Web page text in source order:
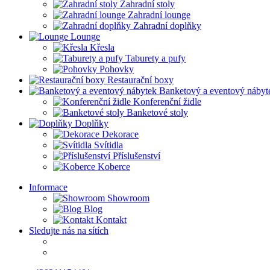
Zahradní stoly
Zahradní lounge
Zahradní doplňky
Lounge
Křesla
Taburety a pufy
Pohovky
Restaurační boxy
Banketový a eventový
Konferenční židle
Banketové stoly
Doplňky
Dekorace
Svítidla
Příslušenství
Koberce
Informace
Showroom
Blog
Kontakt
Sledujte nás na sítích